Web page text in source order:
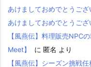
あけましておめでとうござ
あけましておめでとうござ
【風燕伝】料理販売NPC
Meet】
に 匿名 より
【風燕伝】シーズン挑戦